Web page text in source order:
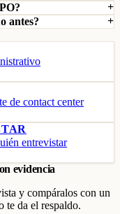
antes?
de contact center
entrevistar
evidencia
y compáralos con un
te da el respaldo.